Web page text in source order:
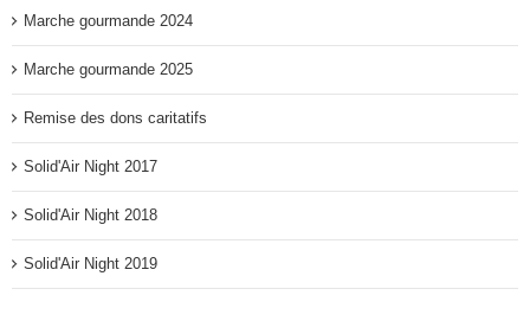
Marche gourmande 2024
Marche gourmande 2025
Remise des dons caritatifs
Solid'Air Night 2017
Solid'Air Night 2018
Solid'Air Night 2019